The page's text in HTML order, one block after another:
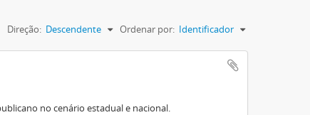
Ordenar por: Identificador
Direção: Descendente
no cenário estadual e nacional.